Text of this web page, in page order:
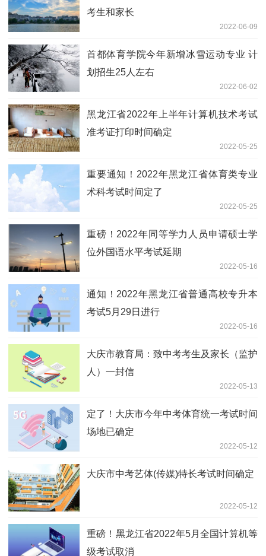
考生和家长
2022-06-09
首都体育学院今年新增冰雪运动专业 计
划招生25人左右
2022-06-02
黑龙江省2022年上半年计算机技术考试
准考证打印时间确定
2022-05-25
重要通知！2022年黑龙江省体育类专业
术科考试时间定了
2022-05-25
重磅！2022年同等学力人员申请硕士学
位外国语水平考试延期
2022-05-16
通知！2022年黑龙江省普通高校专升本
考试5月29日进行
2022-05-16
大庆市教育局：致中考考生及家长（监护
人）一封信
2022-05-13
定了！大庆市今年中考体育统一考试时间
场地已确定
2022-05-12
大庆市中考艺体(传媒)特长考试时间确定
2022-05-12
重磅！黑龙江省2022年5月全国计算机等
级考试取消